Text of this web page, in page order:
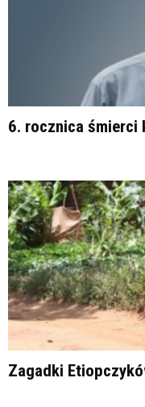
6. rocznica śmierci
Zagadki